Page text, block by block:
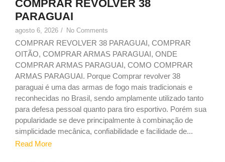
COMPRAR REVOLVER 38
PARAGUAI
agosto 6, 2026 / No Comments
COMPRAR REVOLVER 38 PARAGUAI, COMPRAR
OITÃO, COMPRAR ARMAS PARAGUAI, ONDE
COMPRAR ARMAS PARAGUAI, COMO COMPRAR
ARMAS PARAGUAI. Porque Comprar revolver 38
paraguai é uma das armas de fogo mais tradicionais e
reconhecidas no Brasil, sendo amplamente utilizado tanto
para defesa pessoal quanto para tiro esportivo. Porém sua
popularidade se deve principalmente à combinação de
simplicidade mecânica, confiabilidade e facilidade de...
Read More